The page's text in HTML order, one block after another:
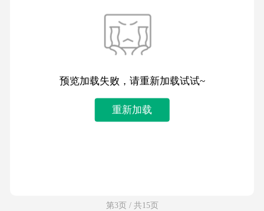
预览加载失败，请重新加载试试~
重新加载
第3页 / 共15页